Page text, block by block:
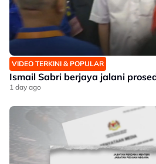
VIDEO TERKINI & POPULAR
Ismail Sabri berjaya jalani
1 day ago